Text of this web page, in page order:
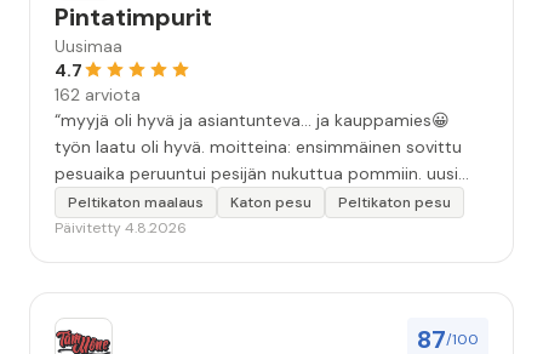
Pintatimpurit
Uusimaa
4.7
162 arviota
“myyjä oli hyvä ja asiantunteva... ja kauppamies😀
työn laatu oli hyvä. moitteina: ensimmäinen sovittu
pesuaika peruuntui pesijän nukuttua pommiin. uusi
aika piti ja työn jälki oikein hyvää ja osaavaa. toinen
murhe tuli koska olimme matkoilla ja jossain
vuorokautta pihalle...kunnes naapuri uskaltautui
Peltikaton maalaus Katon pesu
Peltikaton pesu
Päivitetty 4.8.2026
87/100